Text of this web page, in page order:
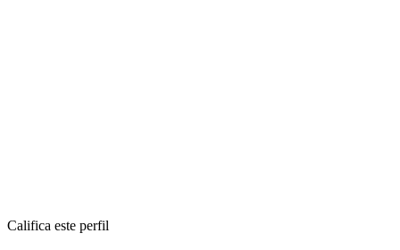
Califica este perfil